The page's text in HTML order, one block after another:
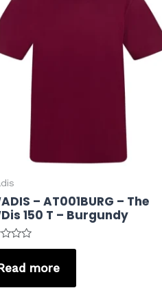
– AT001BURG – The
150 T – Burgundy
more